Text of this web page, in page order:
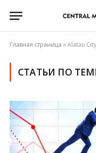
Главная страница »Alatau
СТАТЬИ ПО